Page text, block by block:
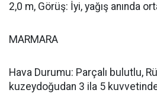
2,0 m, Görüş: İyi, yağış anında
MARMARA
Hava Durumu: Parçalı bulutlu,
kuzeydoğudan 3 ila 5